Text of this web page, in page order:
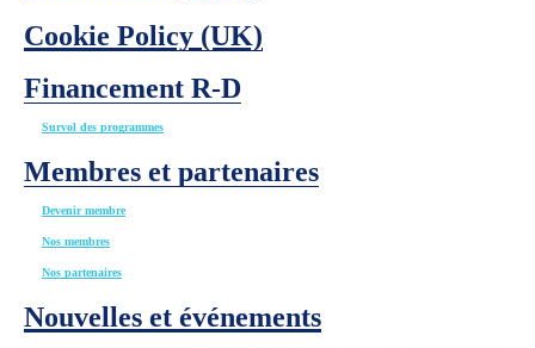
Cookie Policy (UK)
Financement R-D
Survol des programmes
Membres et partenaires
Devenir membre
Nos membres
Nos partenaires
Nouvelles et événements